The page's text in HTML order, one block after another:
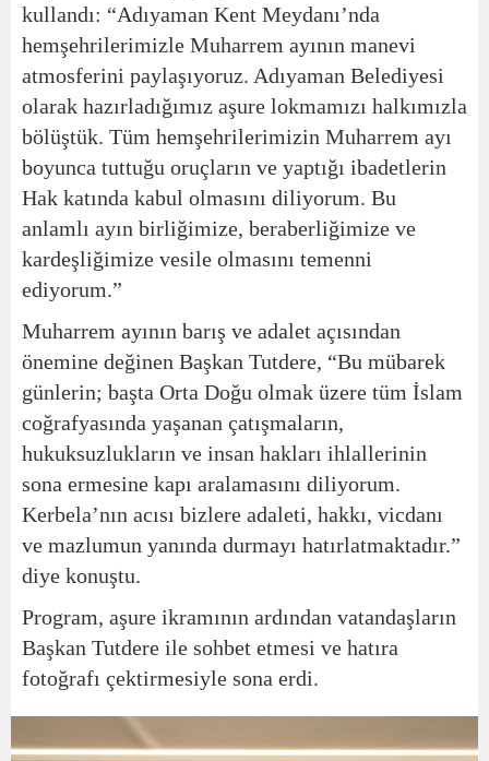
kullandı: “Adıyaman Kent Meydanı’nda
hemşehrilerimizle Muharrem ayının manevi
atmosferini paylaşıyoruz. Adıyaman Belediyesi
olarak hazırladığımız aşure lokmamızı halkımızla
bölüştük. Tüm hemşehrilerimizin Muharrem ayı
boyunca tuttuğu oruçların ve yaptığı ibadetlerin
Hak katında kabul olmasını diliyorum. Bu
anlamlı ayın birliğimize, beraberliğimize ve
kardeşliğimize vesile olmasını temenni
ediyorum.”
Muharrem ayının barış ve adalet açısından
önemine değinen Başkan Tutdere, “Bu mübarek
günlerin; başta Orta Doğu olmak üzere tüm İslam
coğrafyasında yaşanan çatışmaların,
hukuksuzlukların ve insan hakları ihlallerinin
sona ermesine kapı aralamasını diliyorum.
Kerbela’nın acısı bizlere adaleti, hakkı, vicdanı
ve mazlumun yanında durmayı hatırlatmaktadır.”
diye konuştu.
Program, aşure ikramının ardından vatandaşların
Başkan Tutdere ile sohbet etmesi ve hatıra
fotoğrafı çektirmesiyle sona erdi.